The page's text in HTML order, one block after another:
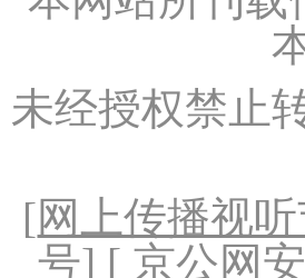
未经授权禁止
[网上传播视
号] [ 京公网